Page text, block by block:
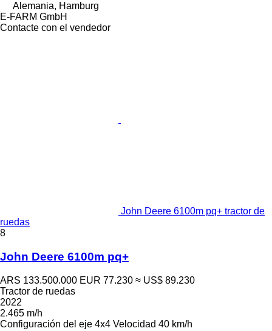
Alemania, Hamburg
E-FARM GmbH
Contacte con el vendedor
John Deere 6100m pq+ tractor de
ruedas
8
John Deere 6100m pq+
ARS 133.500.000 EUR 77.230 ≈ US$ 89.230
Tractor de ruedas
2022
2.465 m/h
Configuración del eje 4x4 Velocidad 40 km/h